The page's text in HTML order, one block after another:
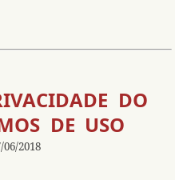
DO
DE USO
06/2018